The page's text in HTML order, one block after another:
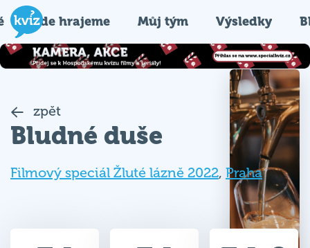
Kde hrajeme Můj tým Výsledky
zpět
Bludné duše
Filmový speciál Žluté lázně 2022, Praha